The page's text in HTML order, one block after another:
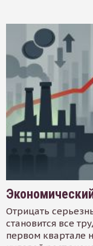
Отрицать
становится все
первом квартале